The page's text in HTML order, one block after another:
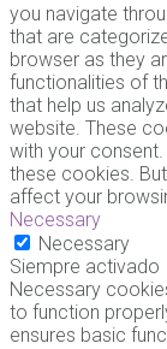
you navigate
that are
browser as they
functionalities of
that help us
website. These
with your
these cookies.
affect your
Necessary
Necessary
Siempre activado
Necessary
to function
ensures basic